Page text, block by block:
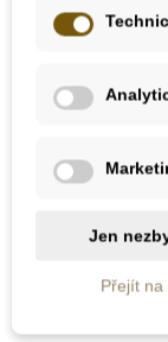
PlanToys
Jen
Přejít na